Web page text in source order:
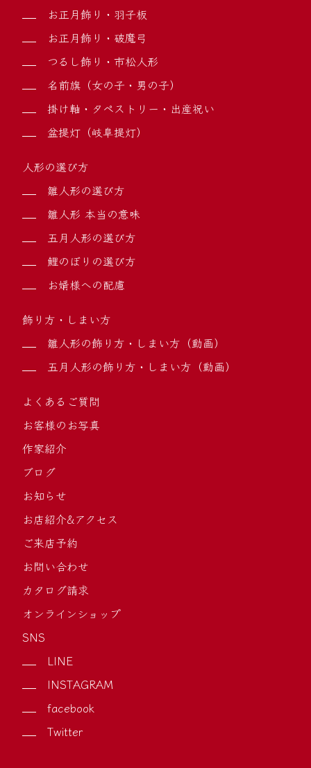
お正月飾り・羽子板
お正月飾り・破魔弓
つるし飾り・市松人形
名前旗（女の子・男の子）
掛け軸・タペストリー・出産祝い
盆提灯（岐阜提灯）
人形の選び方
雛人形の選び方
雛人形 本当の意味
五月人形の選び方
鯉のぼりの選び方
お婿様への配慮
飾り方・しまい方
雛人形の飾り方・しまい方（動画）
五月人形の飾り方・しまい方（動画）
よくあるご質問
お客様のお写真
作家紹介
ブログ
お知らせ
お店紹介&アクセス
ご来店予約
お問い合わせ
カタログ請求
オンラインショップ
SNS
LINE
INSTAGRAM
facebook
Twitter